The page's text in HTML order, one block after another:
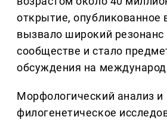
открытие, опубликованное
вызвало широкий резонанс
сообществе и стало
обсуждения на
Морфологический анализ и
филогенетическое